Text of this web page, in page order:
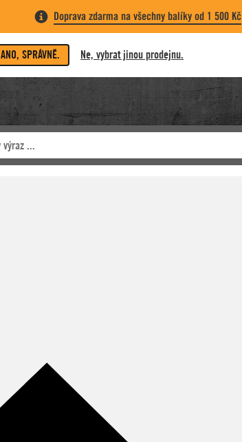
Doprava zdarma na všechny balíky od 1 500 Kč
ANO, SPRÁVNĚ. Ne, vybrat jinou prodejnu.